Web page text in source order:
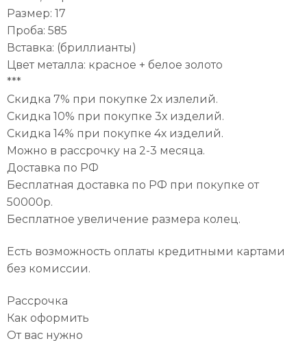
Размер: 17
Проба: 585
Вставка: (бриллианты)
Цвет металла: красное + белое золото
***
Скидка 7% при покупке 2х излелий.
Скидка 10% при покупке 3х изделий.
Скидка 14% при покупке 4х изделий.
Можно в рассрочку на 2-3 месяца.
Доставка по РФ
Бесплатная доставка по РФ при покупке от
50000р.
Бесплатное увеличение размера колец.
Есть возможность оплаты кредитными картами
без комиссии.
Рассрочка
Как оформить
От вас нужно